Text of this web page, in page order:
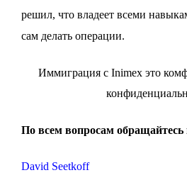
решил, что владеет всеми
сам делать операции.
Иммиграция с Inimex это
По всем вопросам обращайтесь
David Seetkoff